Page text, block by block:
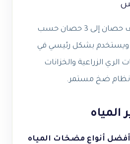
تتراوح قدرته بين نصف حصان إلى 3 حصان حسب
ويستخدم بشكل رئيسي في
الري الزراعية والخزانات
نظام ضخ مستمر.
المياه
أفضل أنواع مضخات المياه